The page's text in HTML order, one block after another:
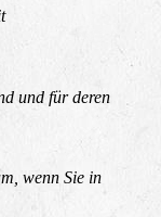
und für deren
wenn Sie in